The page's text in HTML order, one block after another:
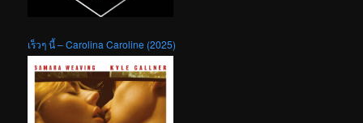
เร็วๆ นี้ – Carolina Caroline (2025)